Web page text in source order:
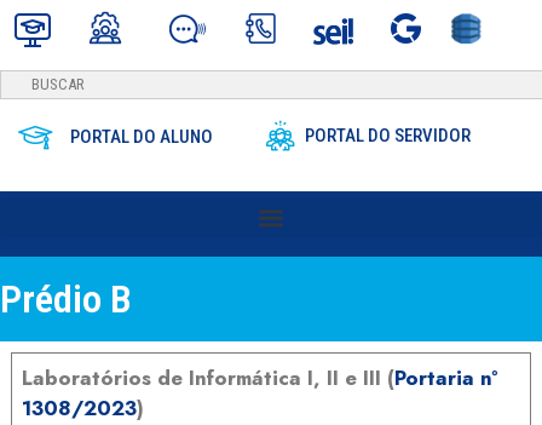
PORTAL DO ALUNO PORTAL DO SERVIDOR
Prédio B
Laboratórios de Informática I, II e III (Portaria nº
1308/2023)